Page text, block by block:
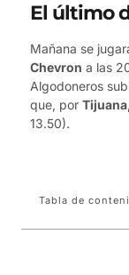
El último
Mañana se
Chevron a las
Algodoneros
que, por Tijuana,
13.50).
Tabla de